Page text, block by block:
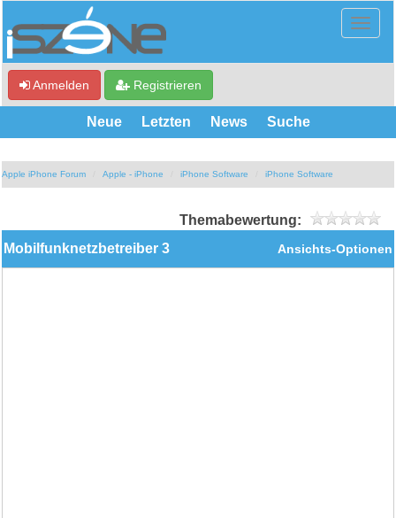
Anmelden Registrieren
Neue Letzten News Suche
Apple iPhone Forum Apple - iPhone iPhone Software iPhone Software
Themabewertung:
Ansichts-Optionen
Mobilfunknetzbetreiber 3